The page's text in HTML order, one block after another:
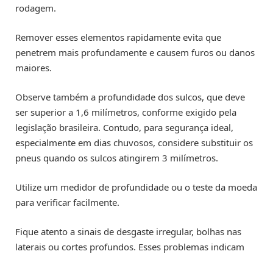
rodagem.
Remover esses elementos rapidamente evita que
penetrem mais profundamente e causem furos ou danos
maiores.
Observe também a profundidade dos sulcos, que deve
ser superior a 1,6 milímetros, conforme exigido pela
legislação brasileira. Contudo, para segurança ideal,
especialmente em dias chuvosos, considere substituir os
pneus quando os sulcos atingirem 3 milímetros.
Utilize um medidor de profundidade ou o teste da moeda
para verificar facilmente.
Fique atento a sinais de desgaste irregular, bolhas nas
laterais ou cortes profundos. Esses problemas indicam